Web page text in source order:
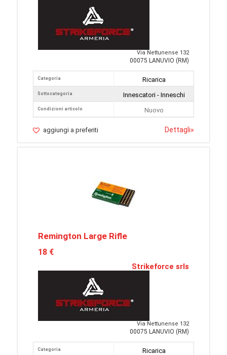
Via Nettunense 132
00075 LANUVIO (RM)
Categoria
Sottocategoria
Condizioni articolo
Ricarica
Innescatori - Inneschi
Nuovo
aggiungi a preferiti Dettagli»
Remington Large Rifle
18 €
Strikeforce srls
Via Nettunense 132
00075 LANUVIO (RM)
Categoria
Ricarica